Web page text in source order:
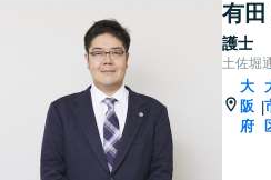
有
護士
土佐堀
大
阪
府
|